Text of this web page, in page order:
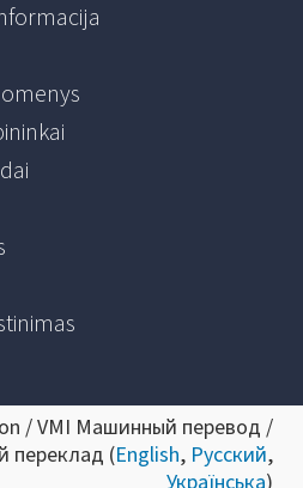
/ VMI Машинный перевод /
переклад (English, Русский,